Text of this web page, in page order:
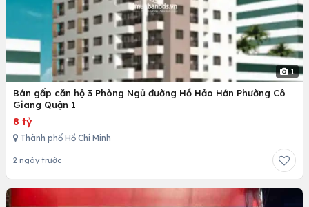
1
Bán gấp căn hộ 3 Phòng Ngủ đường Hồ Hảo Hớn Phường Cô
Giang Quận 1
8 tỷ
Thành phố Hồ Chí Minh
2 ngày trước